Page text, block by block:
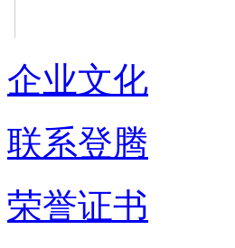
企业文化
联系登腾
荣誉证书